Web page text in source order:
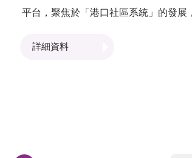
平台，聚焦於「港口社區系統」的發
社區系統（PCS）」、「寶珊地下水
詳細資料